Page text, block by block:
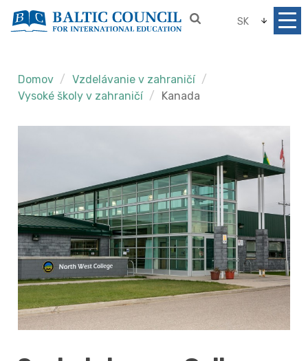
SK
Domov
Vzdelávanie v zahraničí
Vysoké školy v zahraničí
Kanada